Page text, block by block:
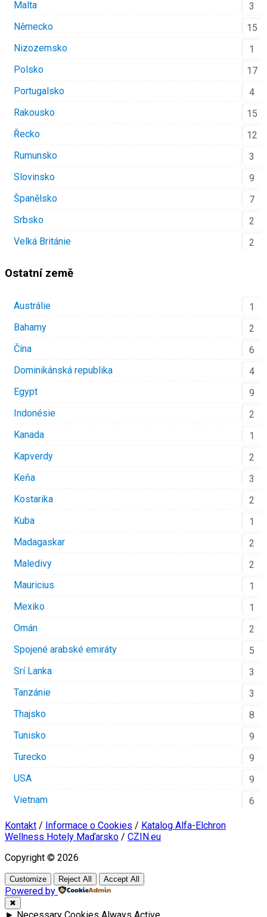
Malta
3
Německo
15
Nizozemsko
1
Polsko
17
Portugalsko
4
Rakousko
15
Řecko
12
Rumunsko
3
Slovinsko
9
Španělsko
7
Srbsko
2
Velká Británie
2
Ostatní země
Austrálie
1
Bahamy
2
Čína
6
Dominikánská republika
4
Egypt
9
Indonésie
2
Kanada
1
Kapverdy
2
Keňa
3
Kostarika
2
Kuba
1
Madagaskar
2
Maledivy
2
Mauricius
1
Mexiko
1
Omán
2
Spojené arabské emiráty
5
Srí Lanka
3
Tanzánie
3
Thajsko
8
Tunisko
9
Turecko
9
USA
9
Vietnam
6
Kontakt / Informace o Cookies / Katalog Alfa-Elchron
Wellness Hotely Maďarsko / CZIN.eu
Copyright © 2026
Customize Reject All Accept All
Powered by
✖